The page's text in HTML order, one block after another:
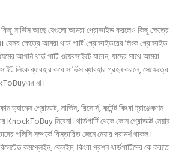
কিছু সার্ভিস আছে যেগুলো আমরা প্রোভাইড করলেও কিছু ক্ষেত্রে
যেসব ক্ষেত্রে আমরা থার্ড পার্টি প্রোভাইডরের লিংক প্রোভাইড
আপনি থার্ড পার্টি ওয়েবসাইটে যাবেন, যাদের সাথে আমরা
লিংক ব্যাবহার করে সার্ভিস ব্যাবহার গ্রহন করলে, সেক্ষেত্রে
না।
ড্যামেজ প্রোডাক্ট, সার্ভিস, রিসোর্স, কন্টেন্ট কিংবা ট্রাঞ্জেকশন
KnockToBuy নিবেনা। থার্ডপার্টি থেকে কোন প্রোডাক্ট নেয়ার
পলিসি সম্পর্কে বিস্তারিত জেনে নেয়ার পরামর্শ থাকল।
কমপ্লেইন, ক্লেইম, কিংবা প্রশ্ন থার্ডপার্টিদের কে করতে